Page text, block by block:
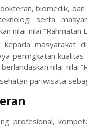
biomedik,
serta
nilai-nilai “Rahmatan
kepada masyarakat
peningkatan
nilai-nilai
pariwisata
profesional,